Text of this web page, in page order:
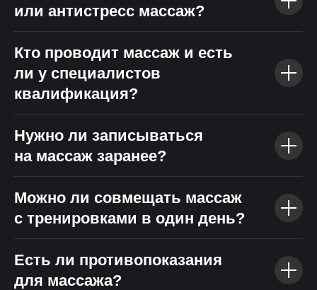
или антистресс массаж?
Кто проводит массаж и есть
ли у специалистов
квалификация?
Нужно ли записываться
на массаж заранее?
Можно ли совмещать массаж
с тренировками в один день?
Есть ли противопоказания
для массажа?